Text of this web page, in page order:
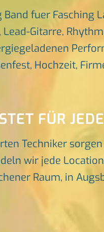
Band fuer
Lead-Gitarre,
Hochzeit,
FÜR
Techniker
wir jede
Raum, in